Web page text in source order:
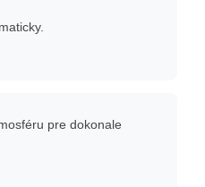
pre dokonale